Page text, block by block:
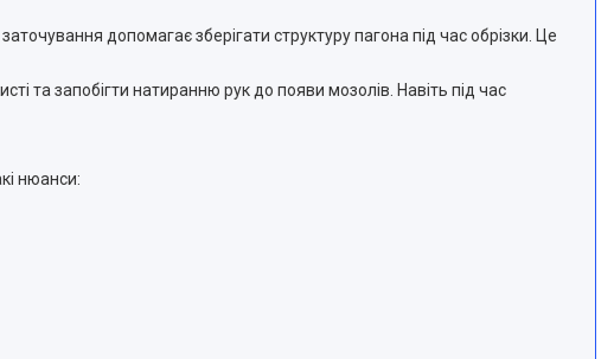
допомагає зберігати структуру пагона під час обрізки. Це
та запобігти натиранню рук до появи мозолів. Навіть під час
нюанси: